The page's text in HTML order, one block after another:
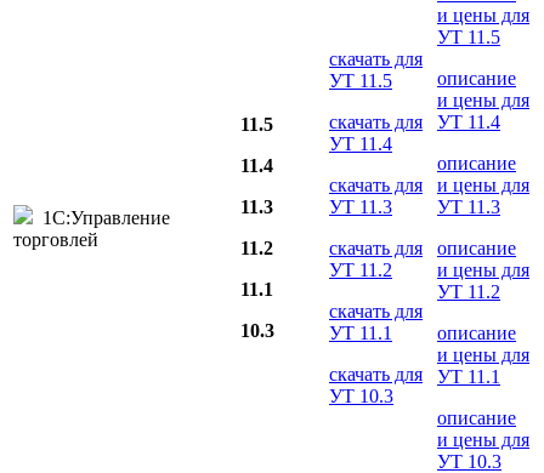
1С:Управление
торговлей
11.5
11.4
11.3
11.2
11.1
10.3
скачать для
УТ 11.5
скачать для
УТ 11.4
скачать для
УТ 11.3
скачать для
УТ 11.2
скачать для
УТ 11.1
скачать для
УТ 10.3
и цены для
УТ 11.5
описание
и цены для
УТ 11.4
описание
и цены для
УТ 11.3
описание
и цены для
УТ 11.2
описание
и цены для
УТ 11.1
описание
и цены для
УТ 10.3